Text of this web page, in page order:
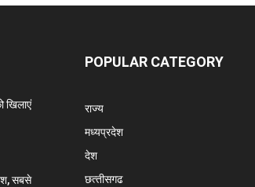
खिलाएं
सबसे
POPULAR CATEGORY
राज्‍य
मध्यप्रदेश
देश
छत्‍तीसगढ